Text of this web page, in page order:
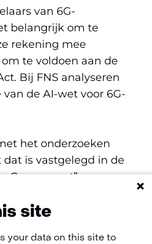
van 6G-
belangrijk om te
rekening mee
te voldoen aan de
Bij FNS analyseren
de AI-wet voor 6G-
het onderzoeken
is vastgelegd in de
Component”.
Component
site
your data on this site to